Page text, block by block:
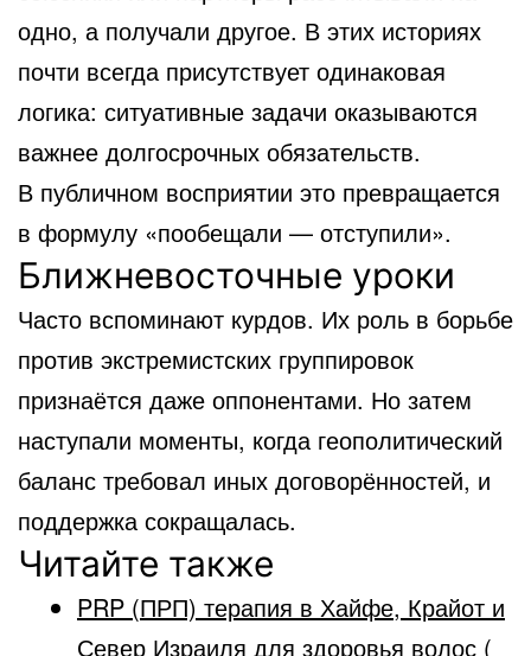
одно, а получали другое. В этих историях
почти всегда присутствует одинаковая
логика: ситуативные задачи оказываются
важнее долгосрочных обязательств.
В публичном восприятии это превращается
в формулу «пообещали — отступили».
Ближневосточные уроки
Часто вспоминают курдов. Их роль в борьбе
против экстремистских группировок
признаётся даже оппонентами. Но затем
наступали моменты, когда геополитический
баланс требовал иных договорённостей, и
поддержка сокращалась.
Читайте также
PRP (ПРП) терапия в Хайфе, Крайот и
Север Израиля для здоровья волос (